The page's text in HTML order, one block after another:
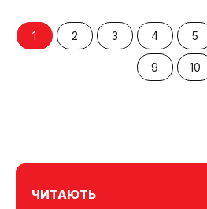
1 2 3 4 5
9 10
ЧИТАЮТЬ